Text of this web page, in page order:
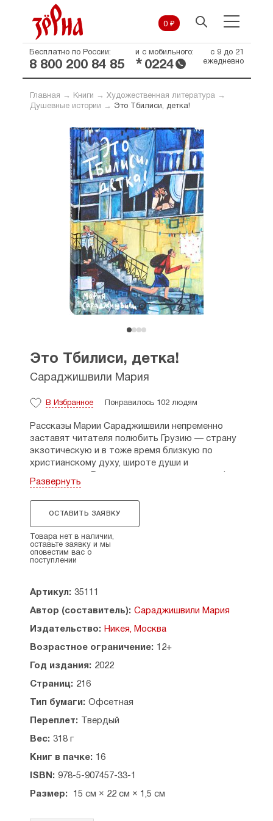
0 ₽
Бесплатно по России:
8 800 200 84 85
и с мобильного:
* 0224
с 9 до 21
ежедневно
Главная → Книги → Художественная литература→
Душевные истории → Это Тбилиси, детка!
Это Тбилиси, детка!
Сараджишвили Мария
В Избранное Понравилось 102 людям
Рассказы Марии Сараджишвили непременно
заставят читателя полюбить Грузию — страну
экзотическую и в тоже время близкую по
христианскому духу, широте души и
сегодняшнего Тбилиси: шумные рынки и дворики,
где встречаются друзья-соседи, домашние
трапезы и семейные скандалы, древние
традиции и новая реальность, драматические
перипетии и юмор органично сочетаются в
прозе талантливой писательницы.
ЭТО ТБИЛИСИ, ДЕТКА!
Это Тбилиси, детка!
Матрас
Нашла коса на камень
Ремонтные страсти
МОЯ СОСЕДКА ЗИНА
Зина и матрас
Зина и бутылка зети
Про войну с келейником
Зина с корзиной обличений
Зинина ванная
Развернуть
ОСТАВИТЬ ЗАЯВКУ
Товара нет в наличии,
оставьте заявку и мы
оповестим вас о
поступлении
Артикул: 35111
Автор (составитель): Сараджишвили Мария
Издательство: Никея, Москва
Возрастное ограничение: 12+
Год издания: 2022
Страниц: 216
Тип бумаги: Офсетная
Переплет: Твердый
Вес: 318 г
Книг в пачке: 16
ISBN: 978-5-907457-33-1
Размер: 15 см × 22 см × 1,5 см